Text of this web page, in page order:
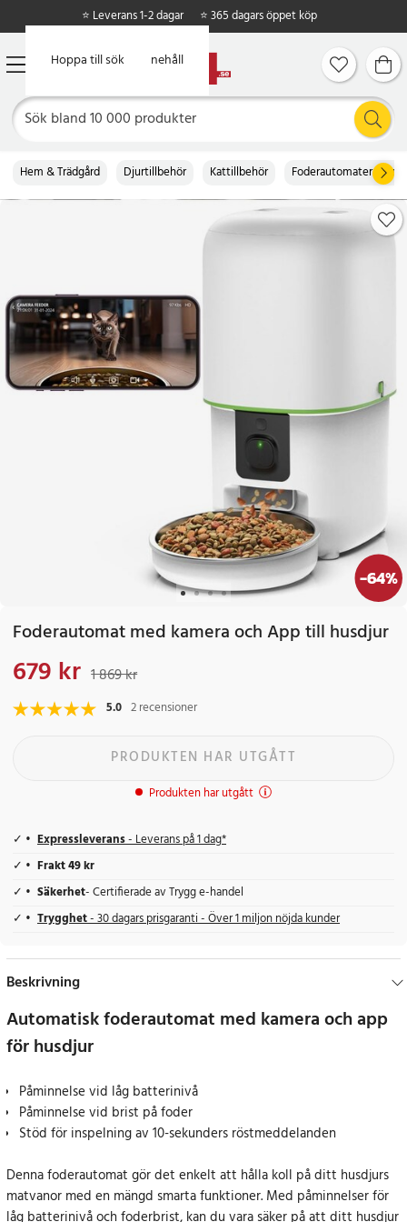
Hoppa till huvudinnehåll
Hoppa till sök
⭐ Leverans 1-2 dagar ⭐ 365 dagars öppet köp
Hem & Trädgård Djurtillbehör Kattillbehör Foderautomater &
-64%
Foderautomat med kamera och App till husdjur
Nuvarande pris
679 kr 1 869 kr
5.0 2 recensioner
PRODUKTEN HAR UTGÅTT
Produkten har utgått
Expressleverans- Leverans på 1 dag*
Frakt 49 kr
Säkerhet- Certifierade av Trygg e-handel
Trygghet- 30 dagars prisgaranti - Över 1 miljon nöjda kunder
Beskrivning
Automatisk foderautomat med kamera och app
för husdjur
Påminnelse vid låg batterinivå
Påminnelse vid brist på foder
Stöd för inspelning av 10-sekunders röstmeddelanden
Denna foderautomat gör det enkelt att hålla koll på ditt husdjurs
matvanor med en mängd smarta funktioner. Med påminnelser för
låg batterinivå och foderbrist, kan du vara säker på att ditt husdjur